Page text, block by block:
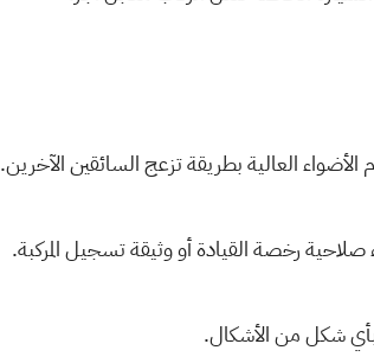
الأضواء العالية بطريقة تزعج السائقين الآخرين.
صلاحية رخصة القيادة أو وثيقة تسجيل المركبة.
شكل من الأشكال.